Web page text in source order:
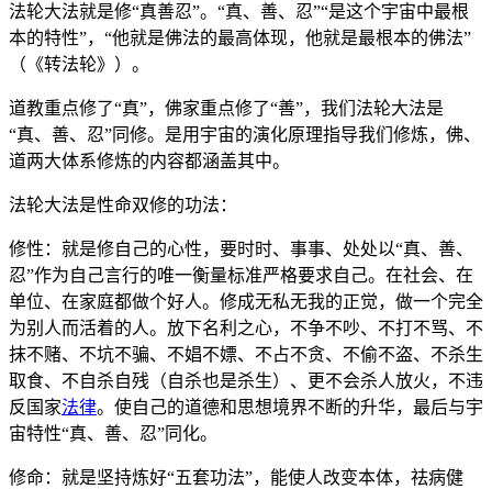
法轮大法就是修“真善忍”。“真、善、忍”“是这个宇宙中最根
本的特性”，“他就是佛法的最高体现，他就是最根本的佛法”
（《转法轮》）。
道教重点修了“真”，佛家重点修了“善”，我们法轮大法是
“真、善、忍”同修。是用宇宙的演化原理指导我们修炼，佛、
道两大体系修炼的内容都涵盖其中。
法轮大法是性命双修的功法：
修性：就是修自己的心性，要时时、事事、处处以“真、善、
忍”作为自己言行的唯一衡量标准严格要求自己。在社会、在
单位、在家庭都做个好人。修成无私无我的正觉，做一个完全
为别人而活着的人。放下名利之心，不争不吵、不打不骂、不
抹不赌、不坑不骗、不娼不嫖、不占不贪、不偷不盗、不杀生
取食、不自杀自残（自杀也是杀生）、更不会杀人放火，不违
反国家法律。使自己的道德和思想境界不断的升华，最后与宇
宙特性“真、善、忍”同化。
修命：就是坚持炼好“五套功法”，能使人改变本体，祛病健